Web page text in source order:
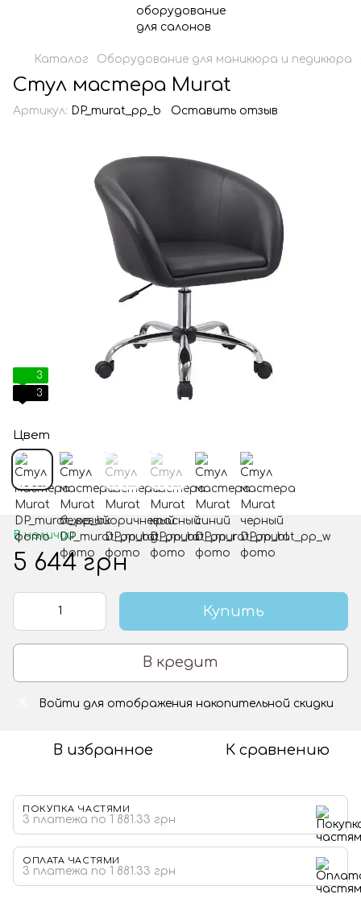
Каталог Оборудование для маникюра и педикюра
Стул мастера Murat
Артикул: DP_murat_pp_b Оставить отзыв
3
3
Цвет
В наличии
5 644 грн
Купить
В кредит
Войти для отображения накопительной скидки
В избранное К сравнению
ПОКУПКА ЧАСТЯМИ
3 платежа по 1 881.33 грн
ОПЛАТА ЧАСТЯМИ
3 платежа по 1 881.33 грн